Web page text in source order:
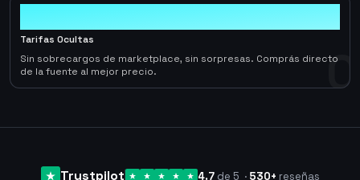
0
Tarifas Ocultas
Sin sobrecargos de marketplace, sin sorpresas. Comprás directo
de la fuente al mejor precio.
Trustpilot 4.7 de 5 · 530+ reseñas